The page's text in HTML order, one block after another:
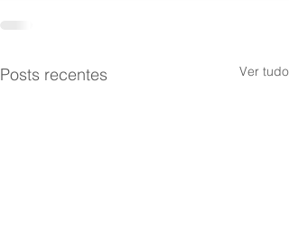
Posts recentes Ver tudo